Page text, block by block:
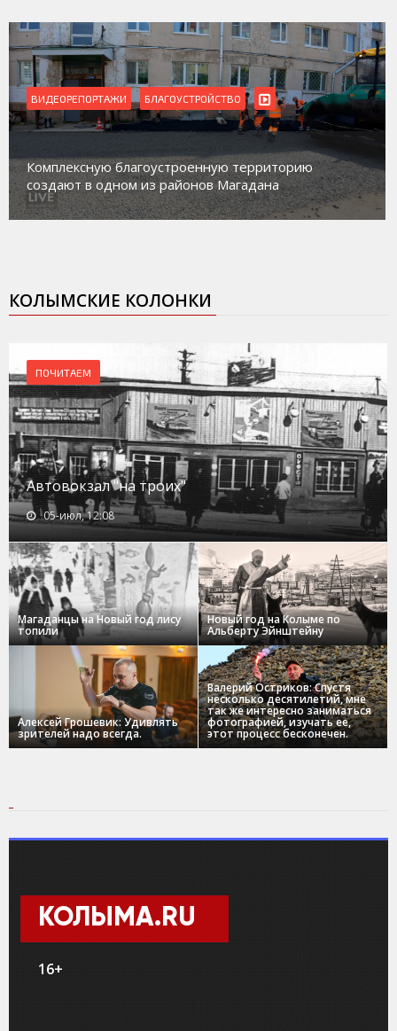
ВИДЕОРЕПОРТАЖИ
Магадан присоединился к пилотному проекту по
работе с несовершеннолетними из групп
социального риска «Переправа»
КОЛЫМСКИЕ КОЛОНКИ
ПОЧИТАЕМ
Автовокзал "на троих"
05-июл, 12:08
Магаданцы на Новый год лису
топили
Новый год на Колыме по
Альберту Эйнштейну
Алексей Грошевик: Удивлять
зрителей надо всегда.
Валерий Остриков: Спустя
несколько десятилетий, мне
так же интересно заниматься
фотографией, изучать ее,
этот процесс бесконечен.
КОЛЫМА.RU
16+